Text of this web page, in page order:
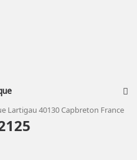
Lartigau 40130 Capbreton France